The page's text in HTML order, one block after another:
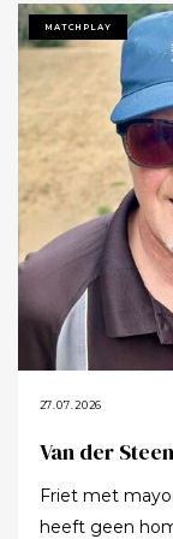
Tot ik
meer ging
MATCHPLAY
27.07.2026
Van der
Friet met mayonaise Een Brabants
heeft geen